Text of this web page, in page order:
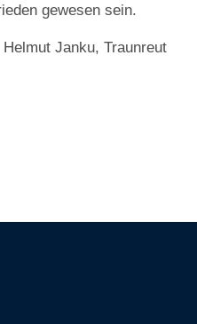
gewesen sein.
Helmut Janku, Traunreut